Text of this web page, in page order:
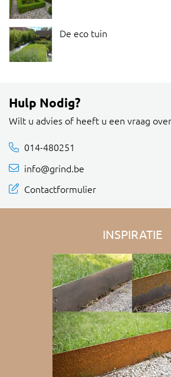
De eco tuin
Hulp Nodig?
Wilt u advies of heeft u een vraag
014-480251
info@grind.be
Contactformulier
INSPIRATIE